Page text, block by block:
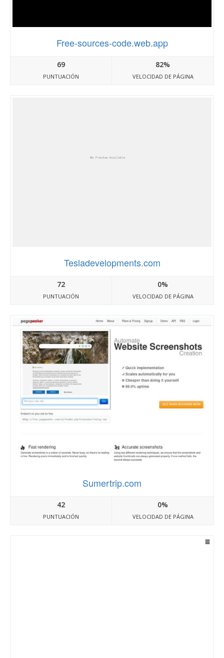
Free-sources-code.web.app
69
PUNTUACIÓN
82%
VELOCIDAD DE PÁGINA
Tesladevelopments.com
72
PUNTUACIÓN
0%
VELOCIDAD DE PÁGINA
Sumertrip.com
42
PUNTUACIÓN
0%
VELOCIDAD DE PÁGINA